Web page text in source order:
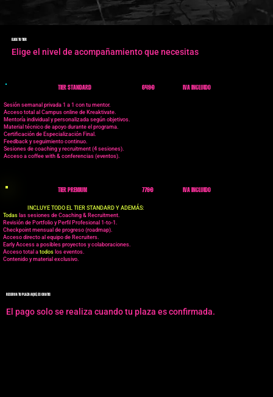
ELIGE TU TIER
Elige el nivel de acompañamiento que necesitas
TIER STANDARD 649€ IVA INCLUIDO
Sesión semanal privada 1 a 1 con tu mentor.
Acceso total al Campus online de Kreaktivate.
Mentoría individual y personalizada según objetivos.
Material técnico de apoyo durante el programa.
Certificación de Especialización Final.
Feedback y seguimiento continuo.
Sesiones de coaching y recruitment (4 sesiones).
Acceso a coffee with & conferencias (eventos).
TIER PREMIUM 779€ IVA INCLUIDO
INCLUYE TODO EL TIER STANDARD Y ADEMÁS:
Todaslas sesiones de Coaching & Recruitment.
Revisión de Portfolio y Perfil Profesional 1-to-1.
Checkpoint mensual de progreso (roadmap).
Acceso directo al equipo de Recruiters.
Early Access a posibles proyectos y colaboraciones.
Acceso total atodoslos eventos.
Contenido y material exclusivo.
RESERVA TU PLAZA AQUÍ, ES GRATIS
El pago solo se realiza cuando tu plaza es confirmada.